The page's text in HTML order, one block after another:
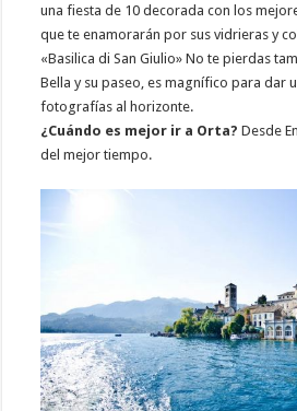
una fiesta de 10 decorada con los
que te enamorarán por sus vidrieras y
«Basilica di San Giulio» No te pierdas
Bella y su paseo, es magnífico para dar
fotografías al horizonte.
¿Cuándo es mejor ir a Orta?Desde
del mejor tiempo.